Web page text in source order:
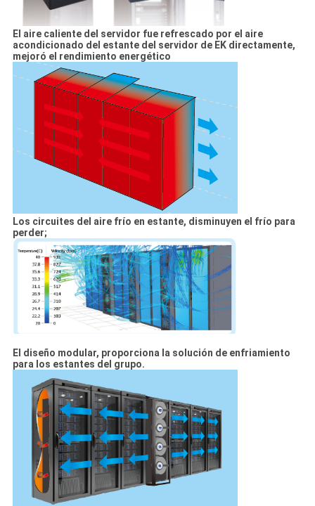
El aire caliente del servidor fue refrescado por el aire
acondicionado del estante del servidor de EK directamente,
mejoró el rendimiento energético
Los circuites del aire frío en estante, disminuyen el frío para
perder;
El diseño modular, proporciona la solución de enfriamiento
para los estantes del grupo.